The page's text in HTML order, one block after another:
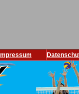
Impressum